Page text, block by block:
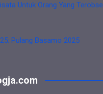
Untuk Orang Yang
Pulang Basamo 2025